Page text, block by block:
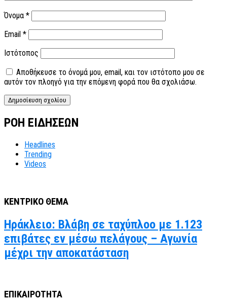
Όνομα *
Email *
Ιστότοπος
Αποθήκευσε το όνομά μου, email, και τον ιστότοπο μου σε
αυτόν τον πλοηγό για την επόμενη φορά που θα σχολιάσω.
ΡΟΗ ΕΙΔΗΣΕΩΝ
Headlines
Trending
Videos
ΚΕΝΤΡΙΚΟ ΘΕΜΑ
Ηράκλειο: Βλάβη σε ταχύπλοο με 1.123
επιβάτες εν μέσω πελάγους – Αγωνία
μέχρι την αποκατάσταση
ΕΠΙΚΑΙΡΟΤΗΤΑ